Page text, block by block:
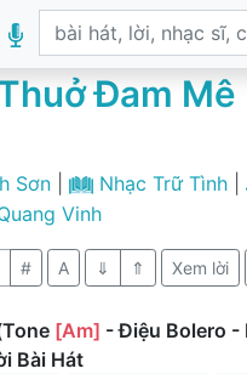
Đam Mê
Sơn Nhạc Trữ Tình|
Vinh
# A ⇓ ⇑ Xem lời
[Am] - Điệu Bolero -
Bài Hát